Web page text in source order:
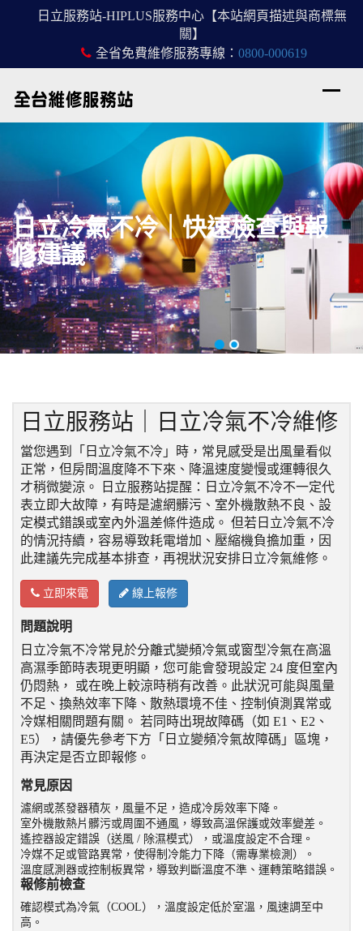
日立服務站-HIPLUS服務中心【本站網頁描述與商標無
關】
全省免費維修服務專線： 0800-000619
日立冷氣不冷｜快速檢查與報
修建議
日立服務站｜日立冷氣不冷維修
當您遇到「日立冷氣不冷」時，常見感受是出風量看似
正常，但房間溫度降不下來、降溫速度變慢或運轉很久
才稍微變涼。 日立服務站提醒：日立冷氣不冷不一定代
表立即大故障，有時是濾網髒污、室外機散熱不良、設
定模式錯誤或室內外溫差條件造成。 但若日立冷氣不冷
的情況持續，容易導致耗電增加、壓縮機負擔加重，因
此建議先完成基本排查，再視狀況安排日立冷氣維修。
立即來電 線上報修
問題說明
日立冷氣不冷常見於分離式變頻冷氣或窗型冷氣在高溫
高濕季節時表現更明顯，您可能會發現設定 24 度但室內
仍悶熱， 或在晚上較涼時稍有改善。此狀況可能與風量
不足、換熱效率下降、散熱環境不佳、控制偵測異常或
冷媒相關問題有關。 若同時出現故障碼（如 E1、E2、
E5），請優先參考下方「日立變頻冷氣故障碼」區塊，
再決定是否立即報修。
常見原因
濾網或蒸發器積灰，風量不足，造成冷房效率下降。
室外機散熱片髒污或周圍不通風，導致高溫保護或效率變差。
遙控器設定錯誤（送風 / 除濕模式），或溫度設定不合理。
冷媒不足或管路異常，使得制冷能力下降（需專業檢測）。
溫度感測器或控制板異常，導致判斷溫度不準、運轉策略錯誤。
報修前檢查
確認模式為冷氣（COOL），溫度設定低於室溫，風速調至中
高。